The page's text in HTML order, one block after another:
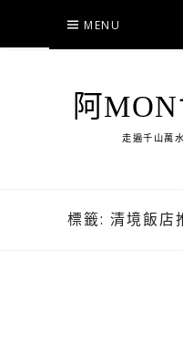
content
MENU
阿
走遍千山萬
標籤: 清境飯店